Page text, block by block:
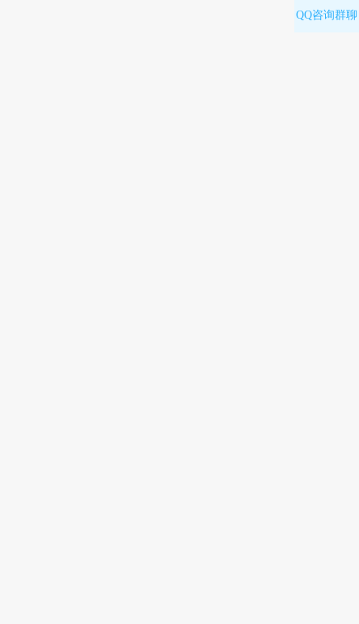
QQ咨询群聊